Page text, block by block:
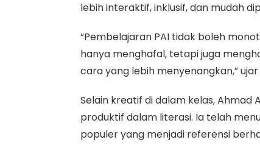
lebih interaktif, inklusif, dan mudah
“Pembelajaran PAI tidak boleh
hanya menghafal, tetapi juga
cara yang lebih menyenangkan,”
Selain kreatif di dalam kelas, Ahmad
produktif dalam literasi. Ia telah
populer yang menjadi referensi